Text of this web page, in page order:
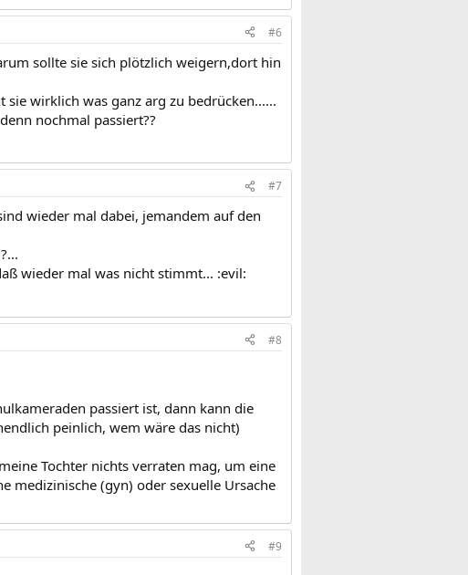
#6
sollte sie sich plötzlich weigern,dort hin
wirklich was ganz arg zu bedrücken......
nochmal passiert??
#7
wieder mal dabei, jemandem auf den
wieder mal was nicht stimmt... :evil:
#8
passiert ist, dann kann die
peinlich, wem wäre das nicht)
Tochter nichts verraten mag, um eine
medizinische (gyn) oder sexuelle Ursache
#9